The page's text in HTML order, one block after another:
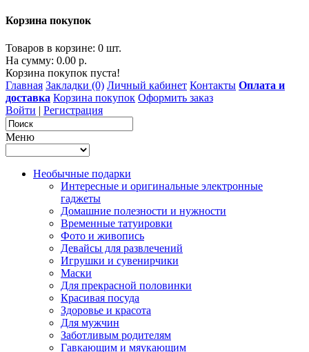
Корзина покупок
Товаров в корзине: 0 шт.
На сумму: 0.00 р.
Корзина покупок пуста!
Главная Закладки (0) Личный кабинет Контакты Оплата и
доставка Корзина покупок Оформить заказ
Войти | Регистрация
Меню
Необычные подарки
Интересные и оригинальные электронные
гаджеты
Домашние полезности и нужности
Временные татуировки
Фото и живопись
Девайсы для развлечений
Игрушки и сувенирчики
Маски
Для прекрасной половинки
Красивая посуда
Здоровье и красота
Для мужчин
Заботливым родителям
Гавкающим и мяукающим